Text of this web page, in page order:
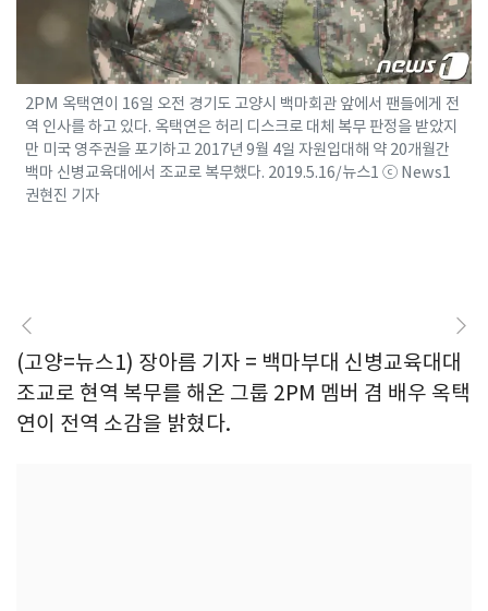
2PM 옥택연이 16일 오전 경기도 고양시 백마회관 앞에서 팬들에게 전
역 인사를 하고 있다. 옥택연은 허리 디스크로 대체 복무 판정을 받았지
만 미국 영주권을 포기하고 2017년 9월 4일 자원입대해 약 20개월간
백마 신병교육대에서 조교로 복무했다. 2019.5.16/뉴스1 ⓒ News1
권현진 기자
(고양=뉴스1) 장아름 기자 = 백마부대 신병교육대대
조교로 현역 복무를 해온 그룹 2PM 멤버 겸 배우 옥택
연이 전역 소감을 밝혔다.